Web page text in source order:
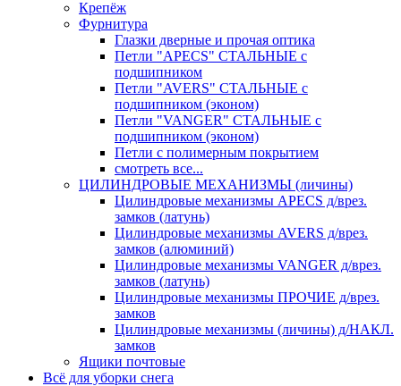
Крепёж
Фурнитура
Глазки дверные и прочая оптика
Петли "APECS" СТАЛЬНЫЕ с
подшипником
Петли "AVERS" СТАЛЬНЫЕ с
подшипником (эконом)
Петли "VANGER" СТАЛЬНЫЕ с
подшипником (эконом)
Петли с полимерным покрытием
смотреть все...
ЦИЛИНДРОВЫЕ МЕХАНИЗМЫ (личины)
Цилиндровые механизмы APECS д/врез.
замков (латунь)
Цилиндровые механизмы AVERS д/врез.
замков (алюминий)
Цилиндровые механизмы VANGER д/врез.
замков (латунь)
Цилиндровые механизмы ПРОЧИЕ д/врез.
замков
Цилиндровые механизмы (личины) д/НАКЛ.
замков
Ящики почтовые
Всё для уборки снега